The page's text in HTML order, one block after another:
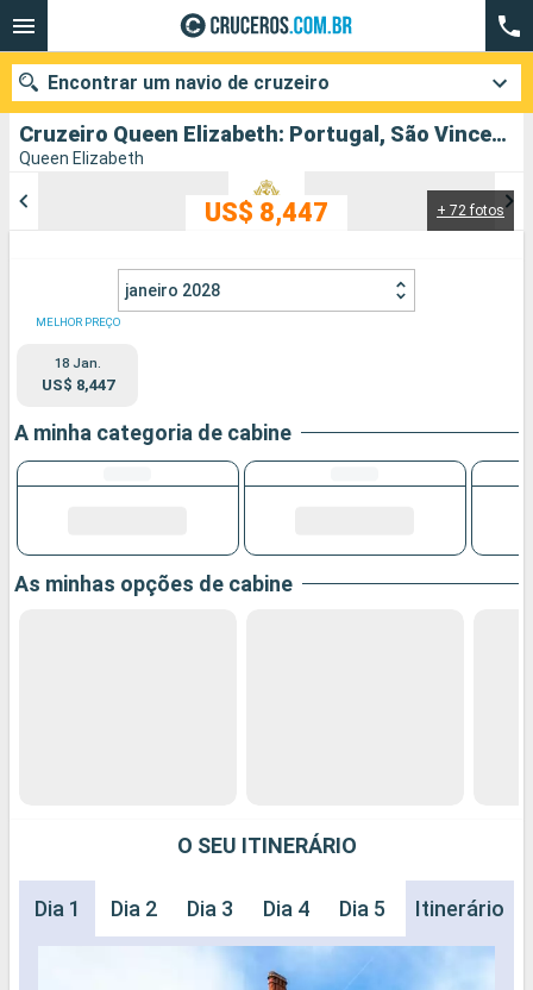
Cruzeiro Queen Elizabeth: Portugal, São Vincente e Granadinas, Africa do Sul, Maurice, Malásia, Singapura, China partindo de Southampton
Queen Elizabeth
+ 72 fotos
US$ 8,447
janeiro 2028
MELHOR PREÇO
18 Jan.
US$ 8,447
A minha categoria de cabine
As minhas opções de cabine
O SEU ITINERÁRIO
Dia 1 Dia 2 Dia 3 Dia 4 Dia 5 Dia 6 Dia
Itinerário
Encontrar um navio de cruzeiro
Data de partida
Cidades